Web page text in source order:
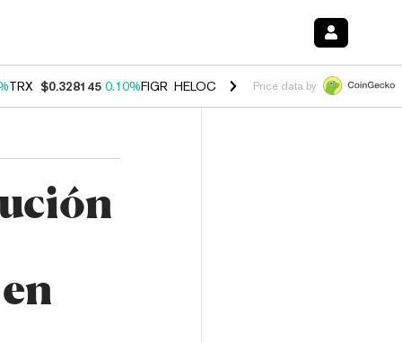
TRX $0.328145 0.10%FIGR_HELOC $1.034 1.40%HYPE $55.72
Price data by